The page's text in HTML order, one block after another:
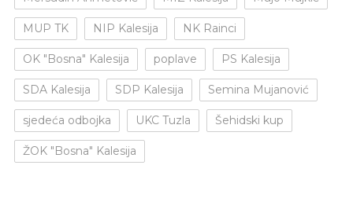
MUP TK NIP Kalesija NK Rainci
OK "Bosna" Kalesija poplave PS Kalesija
SDA Kalesija SDP Kalesija Semina Mujanović
sjedeća odbojka UKC Tuzla Šehidski kup
ŽOK "Bosna" Kalesija